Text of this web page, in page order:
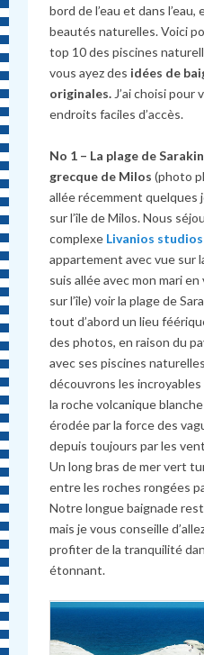
bord de l’eau et dans
beautés naturelles. Voici
top 10 des piscines
vous ayez des idées de
originales. J’ai choisi pour
endroits faciles d’accès.
No 1 – La plage de
grecque de Milos(photo
allée récemment quelques
sur l’île de Milos. Nous
complexe Livanios studios
appartement avec vue sur
suis allée avec mon mari
sur l’île) voir la plage de
tout d’abord un lieu
des photos, en raison du
avec ses piscines
découvrons les
la roche volcanique
érodée par la force des
depuis toujours par les
Un long bras de mer vert
entre les roches rongées
Notre longue baignade
mais je vous conseille
profiter de la tranquilité
étonnant.